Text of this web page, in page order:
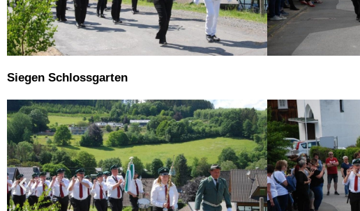
Siegen Schlossgarten